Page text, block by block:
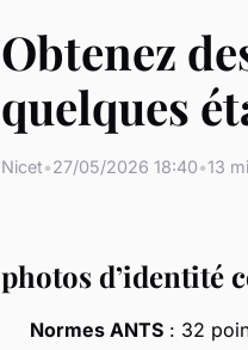
Obtenez
quelques
Nicet•27/05/2026 18:40•13
photos d’identité
Normes ANTS : 32